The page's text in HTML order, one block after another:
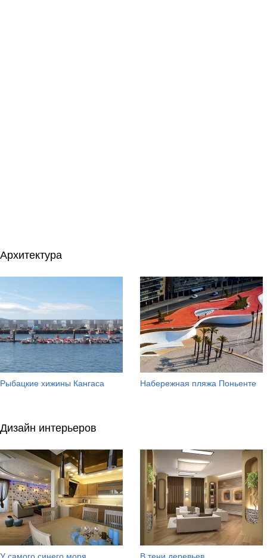
Архитектура
Рыбацкие хижины Кангаса Набережная пляжа Поньенте
Дизайн интерьеров